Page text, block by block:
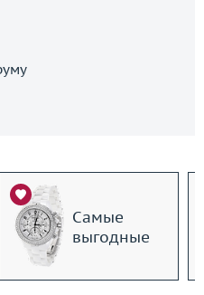
Самые
выгодные